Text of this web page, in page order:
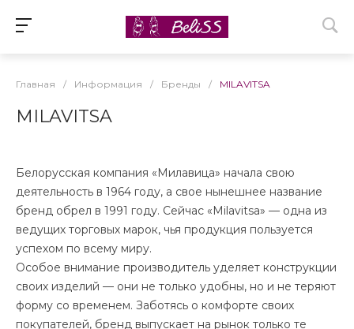
Главная / Информация / Бренды / MILAVITSA
MILAVITSA
Белорусская компания «Милавица» начала свою
деятельность в 1964 году, а свое нынешнее название
бренд обрел в 1991 году. Сейчас «Milavitsa» — одна из
ведущих торговых марок, чья продукция пользуется
успехом по всему миру.
Особое внимание производитель уделяет конструкции
своих изделий — они не только удобны, но и не теряют
форму со временем. Заботясь о комфорте своих
покупателей, бренд выпускает на рынок только те